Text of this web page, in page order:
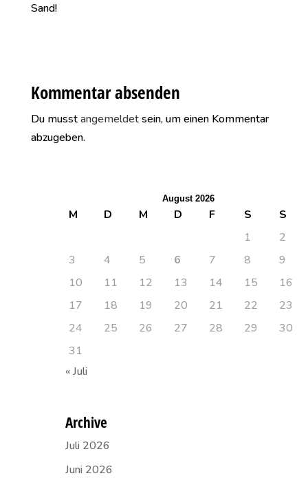
Sand!
Kommentar absenden
Du musstangemeldetsein, um einen Kommentar
abzugeben.
August 2026
M D M D F S
S
1
2
3
4 5 6 7 8
9
10
11 12 13 14 15
16
17
18 19 20 21 22
23
24
25 26 27 28 29
30
31
« Juli
Archive
Juli 2026
Juni 2026